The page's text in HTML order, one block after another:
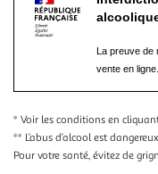
La preuve de
vente en ligne.
* Voir les conditions en
** L’abus d’alcool est
Pour votre santé, évitez de